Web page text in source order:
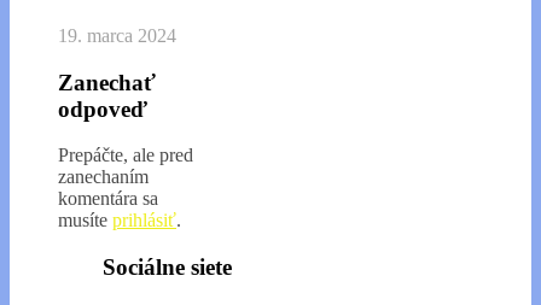
19. marca 2024
Zanechať
odpoveď
Prepáčte, ale pred
zanechaním
komentára sa
musíte prihlásiť.
Sociálne siete